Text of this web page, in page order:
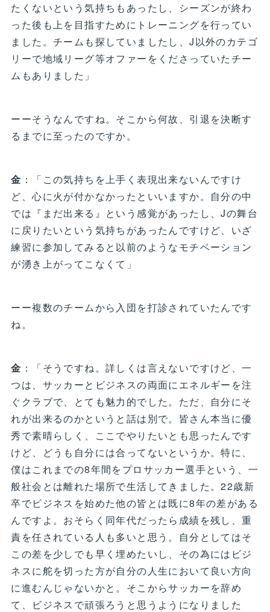
たくないという気持ちもあったし、シーズンが終わ
った後も上を目指すためにトレーニングを行ってい
ました。チームも探していましたし、J以外のカテゴ
リーで地域リーグ等オファーをくださっていたチー
ムもありました」
ーーそうなんですね。そこから何故、引退を決断す
るまでに至ったのですか。
金 ：「この気持ちを上手く表現出来ないんですけ
ど、心に火が付かなかったといいますか。自分の中
では『まだ出来る』という感覚があったし、Jの舞台
に戻りたいという気持ちがあったんですけど、いざ
練習に参加してみると以前のようなモチベーション
が湧き上がってこなくて」
ーー複数のチームから入団を打診されていたんです
ね。
金 ：「そうですね。詳しくは言えないですけど、一
つは、サッカーとビジネスの両面にエネルギーを注
ぐクラブで、とても魅力的でした。ただ、自分にそ
れが出来るのかというと話は別で。皆さん本当に優
秀で素晴らしく、ここでやりたいとも思ったんです
けど、どうも自分には合ってないというか。特に、
僕はこれまでの8年間をプロサッカー選手という、一
般社会とは離れた場所で生活してきました。22歳新
卒でビジネスを始めた他の皆とは既に8年の差がある
んですよ。おそらく同年代だったら成績を残し、重
責を任されている人も多いと思う。自分としてはそ
この差を少しでも早く埋めたいし、その為にはビジ
ネスに舵を切った方が自分の人生において良い方向
に進むんじゃないかと。そこからサッカーを辞め
て、ビジネスで頑張ろうと思うようになりました